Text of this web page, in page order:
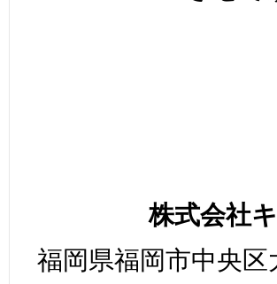
株式会社
福岡県福岡市中央